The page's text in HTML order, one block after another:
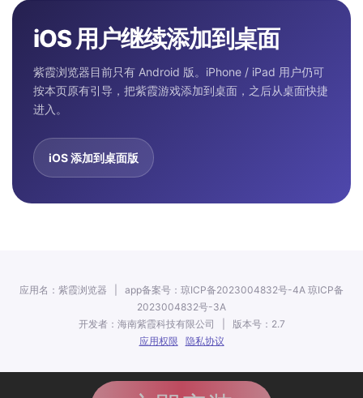
iOS 用户继续添加到桌面
紫霞浏览器目前只有 Android 版。iPhone / iPad 用户仍可
按本页原有引导，把紫霞游戏添加到桌面，之后从桌面快捷
进入。
iOS 添加到桌面版
应用名：紫霞浏览器 | app备案号：琼ICP备2023004832号-4A 琼ICP备
2023004832号-3A
开发者：海南紫霞科技有限公司 | 版本号：2.7
应用权限
隐私协议